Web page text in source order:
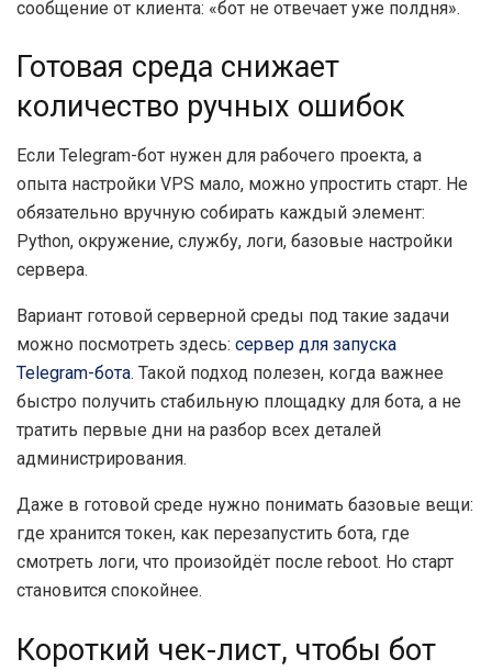
сообщение от клиента: «бот не отвечает уже полдня».
Готовая среда снижает
количество ручных ошибок
Если Telegram-бот нужен для рабочего проекта, а
опыта настройки VPS мало, можно упростить старт. Не
обязательно вручную собирать каждый элемент:
Python, окружение, службу, логи, базовые настройки
сервера.
Вариант готовой серверной среды под такие задачи
можно посмотреть здесь: сервер для запуска
Telegram-бота. Такой подход полезен, когда важнее
быстро получить стабильную площадку для бота, а не
тратить первые дни на разбор всех деталей
администрирования.
Даже в готовой среде нужно понимать базовые вещи:
где хранится токен, как перезапустить бота, где
смотреть логи, что произойдёт после reboot. Но старт
становится спокойнее.
Короткий чек-лист, чтобы бот